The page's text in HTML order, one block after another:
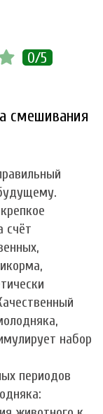
смешивания
0/5
счёт
набор
периодов